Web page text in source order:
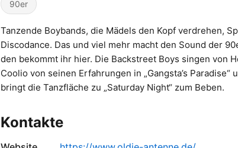
90er
Tanzende Boybands, die Mädels den Kopf verdrehen,
Discodance. Das und viel mehr macht den Sound der
den bekommt ihr hier. Die Backstreet Boys singen von
Coolio von seinen Erfahrungen in „Gangsta’s Paradise“
bringt die Tanzfläche zu „Saturday Night“ zum Beben.
Kontakte